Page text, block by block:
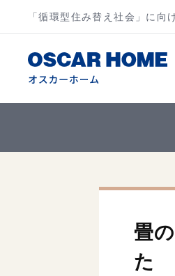
「循環型住み替え社会」に向
畳
た